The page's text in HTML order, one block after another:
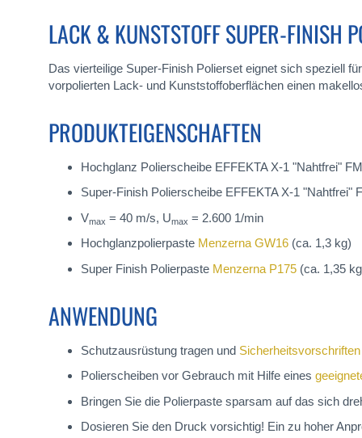
LACK & KUNSTSTOFF SUPER-FINISH
Das vierteilige Super-Finish Polierset eignet sich speziell
vorpolierten Lack- und Kunststoffoberflächen einen
PRODUKTEIGENSCHAFTEN
Hochglanz Polierscheibe EFFEKTA X-1 "Nahtfrei"
Super-Finish Polierscheibe EFFEKTA X-1
Vmax = 40 m/s, Umax = 2.600 1/min
Hochglanzpolierpaste Menzerna GW16 (ca. 1,3 kg)
Super Finish Polierpaste Menzerna P175 (ca. 1,35
ANWENDUNG
Schutzausrüstung tragen und Sicherheitsvorschriften
Polierscheiben vor Gebrauch mit Hilfe eines
Bringen Sie die Polierpaste sparsam auf das sich
Dosieren Sie den Druck vorsichtig! Ein zu hoher